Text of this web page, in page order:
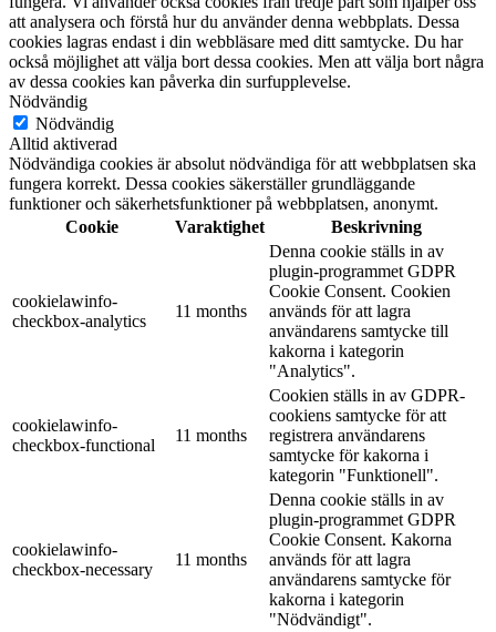
att analysera och förstå hur du använder denna webbplats. Dessa
cookies lagras endast i din webbläsare med ditt samtycke. Du har
också möjlighet att välja bort dessa cookies. Men att välja bort några
av dessa cookies kan påverka din surfupplevelse.
Nödvändig
Nödvändig
Alltid aktiverad
Nödvändiga cookies är absolut nödvändiga för att webbplatsen ska
fungera korrekt. Dessa cookies säkerställer grundläggande
funktioner och säkerhetsfunktioner på webbplatsen, anonymt.
Cookie
Varaktighet Beskrivning
cookielawinfo-
checkbox-analytics
11 months
Denna cookie ställs in av
plugin-programmet GDPR
Cookie Consent. Cookien
används för att lagra
användarens samtycke till
kakorna i kategorin
"Analytics".
cookielawinfo-
checkbox-functional
11 months
Cookien ställs in av GDPR-
cookiens samtycke för att
registrera användarens
samtycke för kakorna i
kategorin "Funktionell".
cookielawinfo-
checkbox-necessary
11 months
Denna cookie ställs in av
plugin-programmet GDPR
Cookie Consent. Kakorna
används för att lagra
användarens samtycke för
kakorna i kategorin
"Nödvändigt".